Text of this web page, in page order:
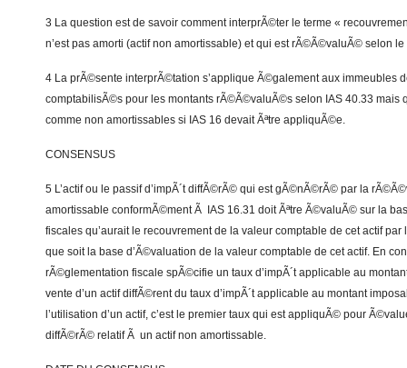
3 La question est de savoir comment interprÃ©ter le terme «
n’est pas amorti (actif non amortissable) et qui est rÃ©Ã©valuÃ© selon le
4 La prÃ©sente interprÃ©tation s’applique Ã©galement aux immeubles
comptabilisÃ©s pour les montants rÃ©Ã©valuÃ©s selon IAS 40.33 mais
comme non amortissables si IAS 16 devait Ãªtre appliquÃ©e.
CONSENSUS
5 L’actif ou le passif d’impÃ´t diffÃ©rÃ© qui est gÃ©nÃ©rÃ© par la
amortissable conformÃ©ment Ã IAS 16.31 doit Ãªtre Ã©valuÃ© sur la
fiscales qu’aurait le recouvrement de la valeur comptable de cet actif par
que soit la base d’Ã©valuation de la valeur comptable de cet actif. En
rÃ©glementation fiscale spÃ©cifie un taux d’impÃ´t applicable au
vente d’un actif diffÃ©rent du taux d’impÃ´t applicable au montant
l’utilisation d’un actif, c’est le premier taux qui est appliquÃ© pour
diffÃ©rÃ© relatif Ã un actif non amortissable.